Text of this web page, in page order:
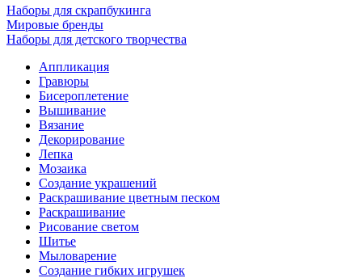
Наборы для скрапбукинга
Мировые бренды
Наборы для детского творчества
Аппликация
Гравюры
Бисероплетение
Вышивание
Вязание
Декорирование
Лепка
Мозаика
Создание украшений
Раскрашивание цветным песком
Раскрашивание
Рисование светом
Шитье
Мыловарение
Создание гибких игрушек